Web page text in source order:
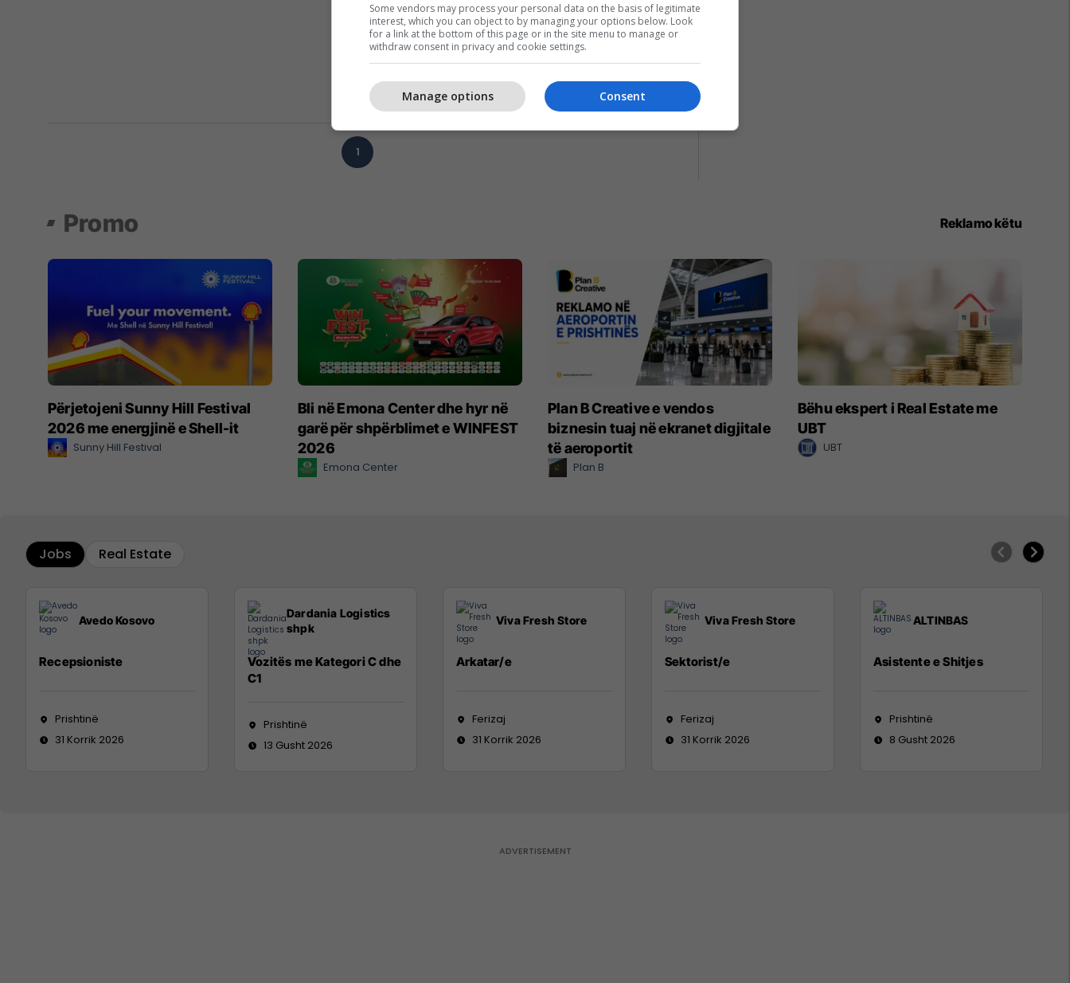
1
Promo Reklamo këtu
Përjetojeni Sunny Hill Festival
2026 me energjinë e Shell-it
Sunny Hill Festival
Bli në Emona Center dhe hyr në
garë për shpërblimet e WINFEST
2026
Emona Center
Plan B Creative e vendos
biznesin tuaj në ekranet digjitale
të aeroportit
Plan B
Bëhu ekspert i Real Estate me
UBT
UBT
Jobs Real Estate
Avedo Kosovo
Recepsioniste
Prishtinë
31 Korrik 2026
Dardania Logistics
shpk
Vozitës me Kategori C dhe
C1
Prishtinë
13 Gusht 2026
Viva Fresh Store
Arkatar/e
Ferizaj
31 Korrik 2026
Viva Fresh Store
Sektorist/e
Ferizaj
31 Korrik 2026
ALTINBAS
Asistente e Shitjes
Prishtinë
8 Gusht 2026
Some vendors may process your personal data on the basis of legitimate
interest, which you can object to by managing your options below. Look
for a link at the bottom of this page or in the site menu to manage or
withdraw consent in privacy and cookie settings.
Consent
Manage options